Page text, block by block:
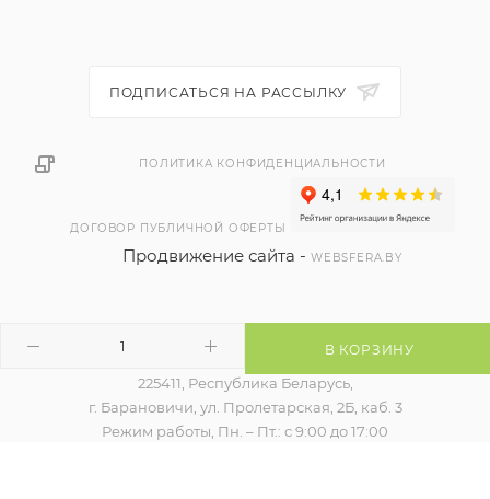
В КОРЗИНУ
ПОДПИСАТЬСЯ НА РАССЫЛКУ
ПОЛИТИКА КОНФИДЕНЦИАЛЬНОСТИ
ДОГОВОР ПУБЛИЧНОЙ ОФЕРТЫ
Продвижение сайта -WEBSFERA.BY
2026 © ЧТУП "РЭЙВБЕЛ"
225411, Республика Беларусь,
г. Барановичи, ул. Пролетарская, 2Б, каб. 3
Режим работы, Пн. – Пт.: с 9:00 до 17:00